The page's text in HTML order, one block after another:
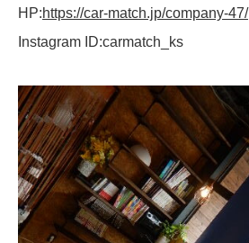
HP:https://car-match.jp/company-47/
Instagram ID:carmatch_ks